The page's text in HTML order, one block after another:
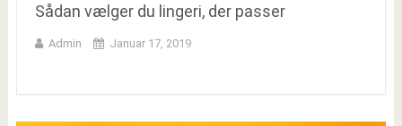
Sådan vælger du lingeri, der passer
Admin Januar 17, 2019